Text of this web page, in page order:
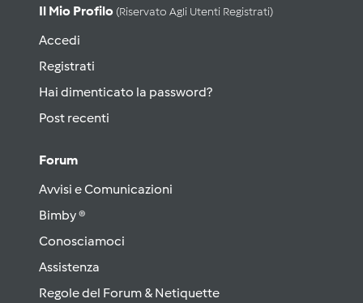
Il Mio Profilo (riservato Agli Utenti Registrati)
Accedi
Registrati
Hai dimenticato la password?
Post recenti
Forum
Avvisi e Comunicazioni
Bimby ®
Conosciamoci
Assistenza
Regole del Forum & Netiquette